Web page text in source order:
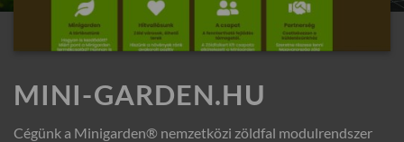
MINI-GARDEN.HU
Cégünk a Minigarden® nemzetközi zöldfal modulrendszer